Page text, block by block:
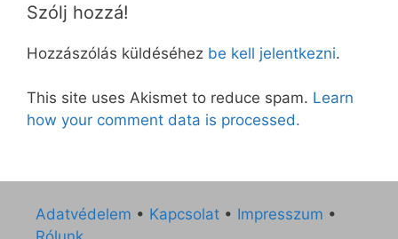
Szólj hozzá!
Hozzászólás küldéséhez be kell jelentkezni.
This site uses Akismet to reduce spam. Learn
how your comment data is processed.
Adatvédelem • Kapcsolat • Impresszum •